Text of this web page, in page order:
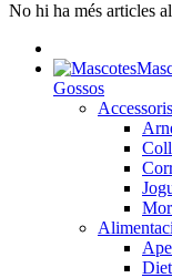
No hi ha més articles
Gossos